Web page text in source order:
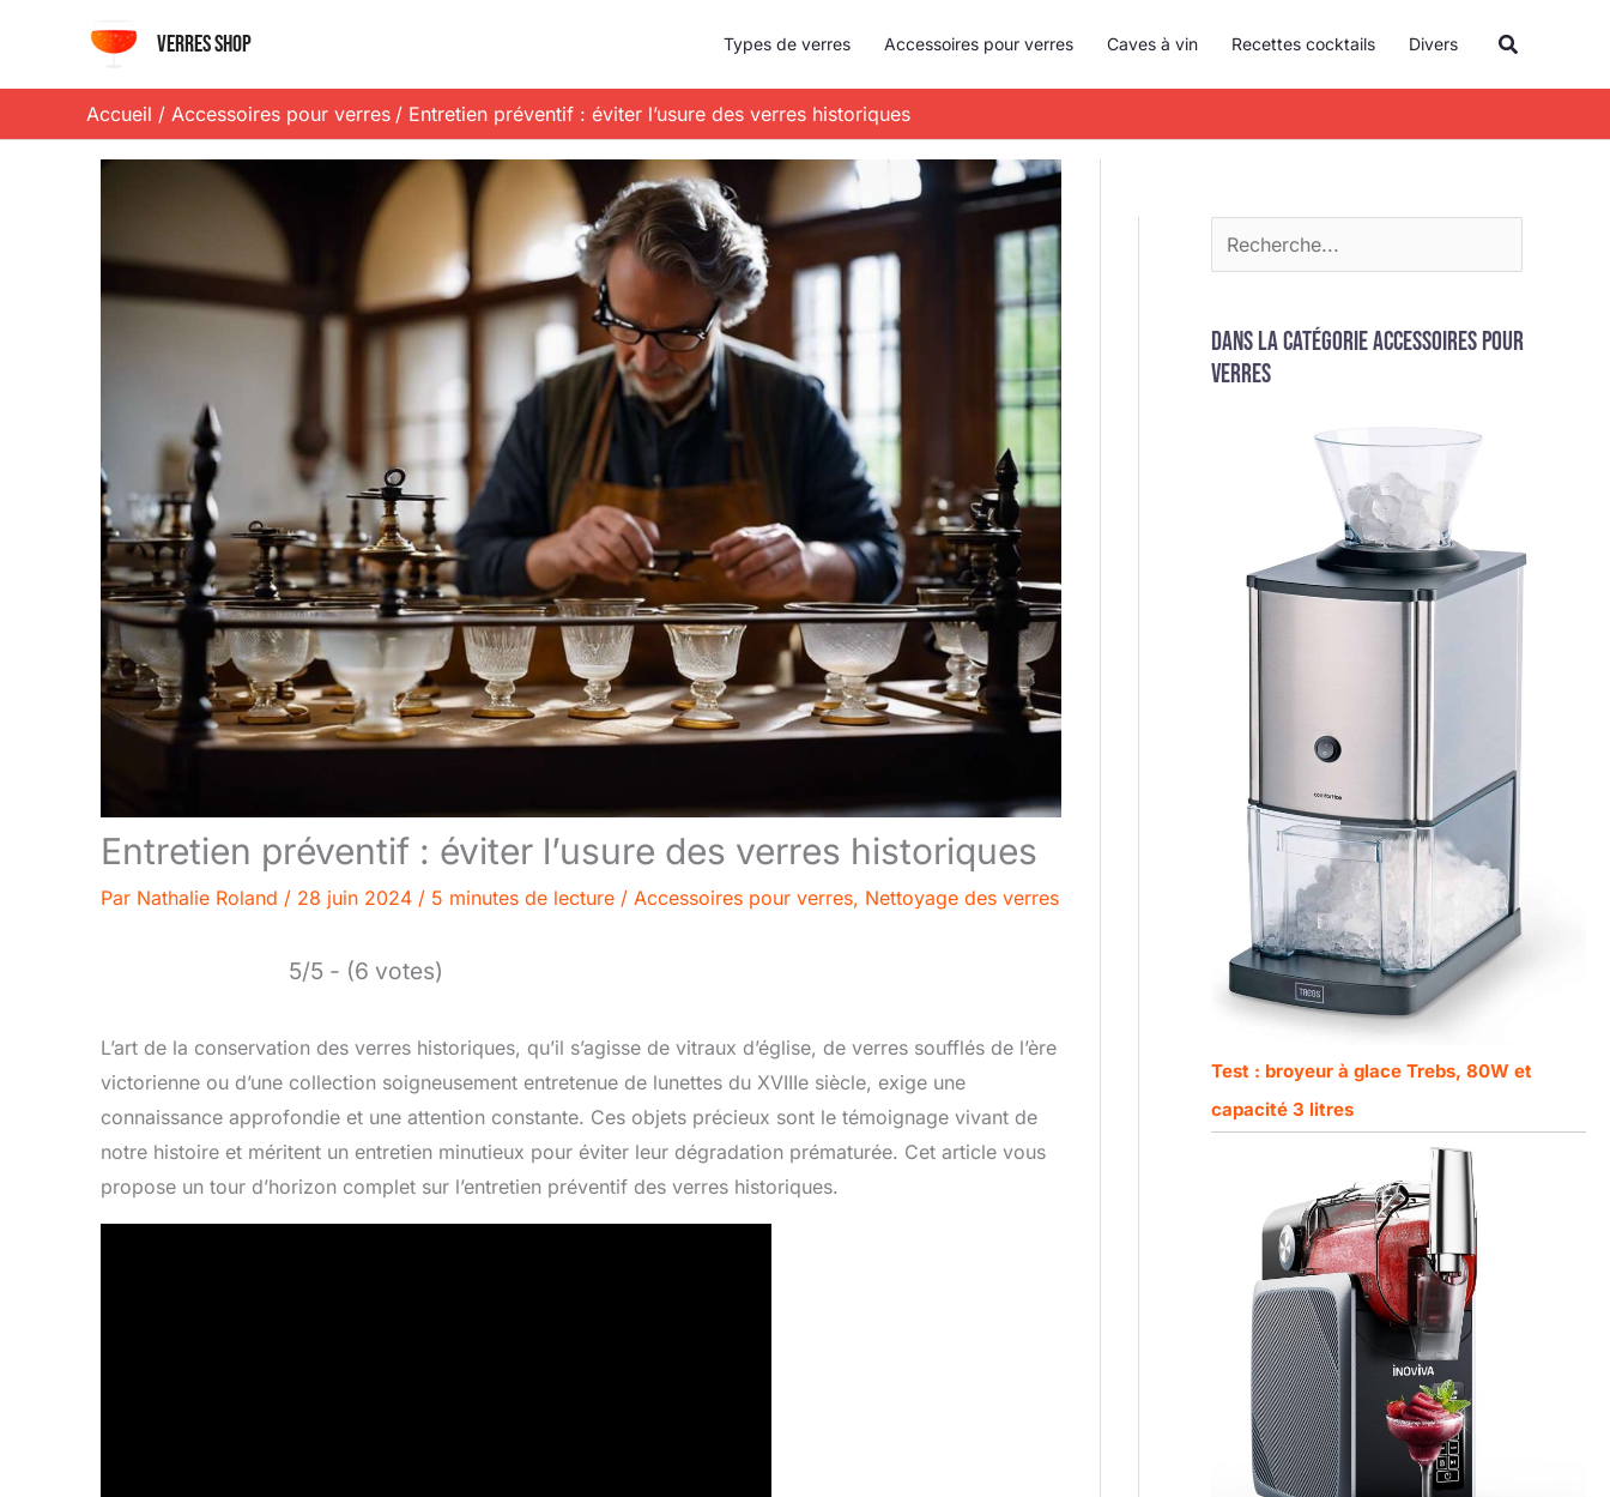
contenu
Verres shop Types de verres Accessoires pour verres Caves à vin Recettes cocktails Divers
Accueil Accessoires pour verres Entretien préventif : éviter l’usure des verres historiques
Entretien préventif : éviter l’usure des verres historiques
Par Nathalie Roland / 28 juin 2024 / 5 minutes de lecture / Accessoires pour verres, Nettoyage des verres
5/5 - (6 votes)
L’art de la conservation des verres historiques, qu’il s’agisse de vitraux d’église, de verres soufflés de l’ère
victorienne ou d’une collection soigneusement entretenue de lunettes du XVIIIe siècle, exige une
connaissance approfondie et une attention constante. Ces objets précieux sont le témoignage vivant de
notre histoire et méritent un entretien minutieux pour éviter leur dégradation prématurée. Cet article vous
propose un tour d’horizon complet sur l’entretien préventif des verres historiques.
c
h
e
r
Dans la catégorie Accessoires pour
verres
Test : broyeur à glace Trebs, 80W et
capacité 3 litres